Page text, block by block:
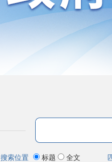
搜索位置 标题 全文